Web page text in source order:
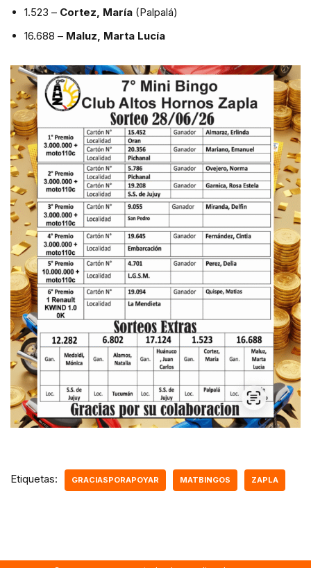
1.523 – Cortez, María (Palpalá)
16.688 – Maluz, Marta Lucía
Etiquetas: GRACIASPORAPOYAR MATBINGOS ZAPLA